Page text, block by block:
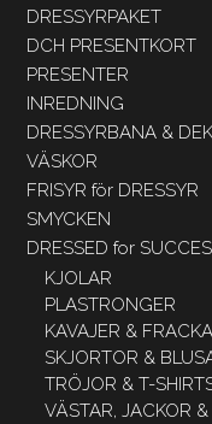
DRESSYRPAKET
DCH PRESENTKORT
PRESENTER
INREDNING
DRESSYRBANA &
VÄSKOR
FRISYR för DRESSYR
SMYCKEN
DRESSED for
KJOLAR
PLASTRONGER
KAVAJER &
SKJORTOR &
TRÖJOR & T-
VÄSTAR, JACKOR